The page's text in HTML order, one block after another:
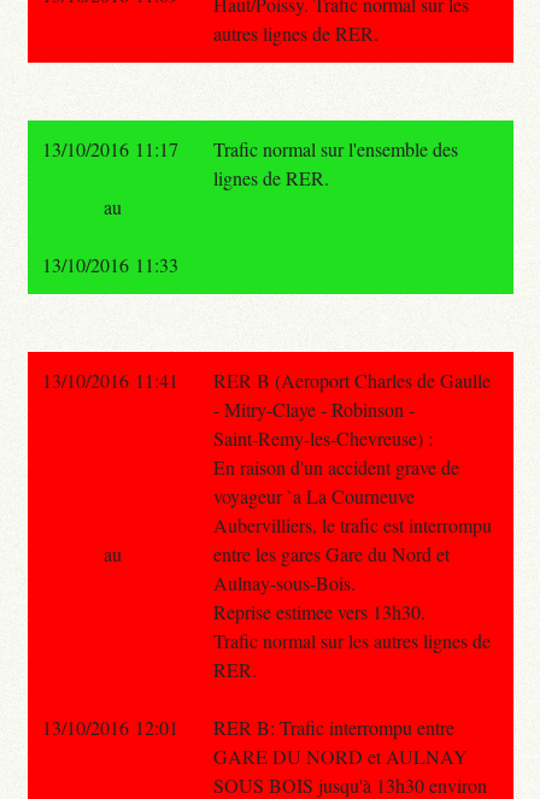
autres lignes de RER.
13/10/2016 11:17
Trafic normal sur l'ensemble des
lignes de RER.
au
13/10/2016 11:33
13/10/2016 11:41
RER B (Aeroport Charles de Gaulle
- Mitry-Claye - Robinson -
Saint-Remy-les-Chevreuse) :
En raison d'un accident grave de
voyageur `a La Courneuve
Aubervilliers, le trafic est interrompu
entre les gares Gare du Nord et
Aulnay-sous-Bois.
Reprise estimee vers 13h30.
Trafic normal sur les autres lignes de
RER.
RER B: Trafic interrompu entre
GARE DU NORD et AULNAY
SOUS BOIS jusqu'à 13h30 environ
au
13/10/2016 12:01